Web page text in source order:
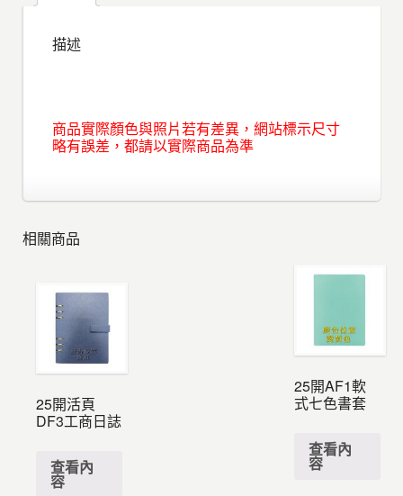
描述
商品實際顏色與照片若有差異，網站標示尺寸
略有誤差，都請以實際商品為準
相關商品
25開活頁
DF3工商日誌
查看內
容
25開AF1軟
式七色書套
查看內
容